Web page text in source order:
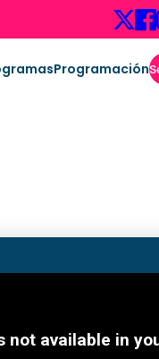
Programación